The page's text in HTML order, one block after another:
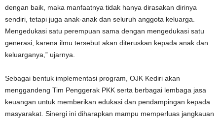
dengan baik, maka manfaatnya tidak hanya dirasakan dirinya
sendiri, tetapi juga anak-anak dan seluruh anggota keluarga.
Mengedukasi satu perempuan sama dengan mengedukasi satu
generasi, karena ilmu tersebut akan diteruskan kepada anak dan
keluarganya,” ujarnya.
Sebagai bentuk implementasi program, OJK Kediri akan
menggandeng Tim Penggerak PKK serta berbagai lembaga jasa
keuangan untuk memberikan edukasi dan pendampingan kepada
masyarakat. Sinergi ini diharapkan mampu memperluas jangkauan